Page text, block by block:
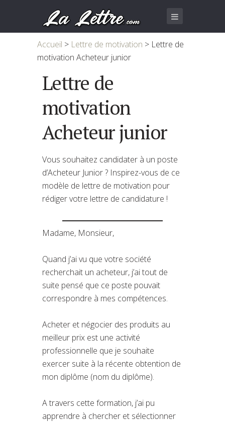
Accueil > Lettre de motivation > Lettre de
motivation Acheteur junior
Lettre de
motivation
Acheteur junior
Vous souhaitez candidater à un poste
d’Acheteur Junior ? Inspirez-vous de ce
modèle de lettre de motivation pour
rédiger votre lettre de candidature !
Madame, Monsieur,
Quand j’ai vu que votre société
recherchait un acheteur, j’ai tout de
suite pensé que ce poste pouvait
correspondre à mes compétences.
Acheter et négocier des produits au
meilleur prix est une activité
professionnelle que je souhaite
exercer suite à la récente obtention de
mon diplôme (nom du diplôme).
A travers cette formation, j’ai pu
apprendre à chercher et sélectionner